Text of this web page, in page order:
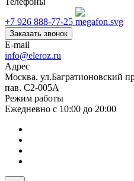
+7 926 888-77-25
Заказать звонок
E-mail
info@eleroz.ru
Адрес
Москва. ул.Багратионовский
пав. C2-005A
Режим работы
Ежедневно с 10:00 до 20:00